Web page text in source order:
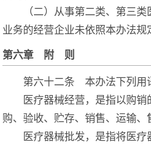
（二）从事第二类、第三类
业务的经营企业未依照本办法
第六章 附 则
第六十二条 本办法下列用
医疗器械经营，是指以购销
购、验收、贮存、销售、运输、
医疗器械批发，是指将医疗